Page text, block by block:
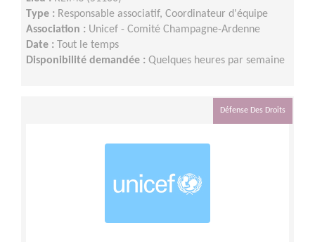
Type : Responsable associatif, Coordinateur d'équipe
Association : Unicef - Comité Champagne-Ardenne
Date :
Tout le temps
Disponibilité demandée : Quelques heures par semaine
Défense Des Droits